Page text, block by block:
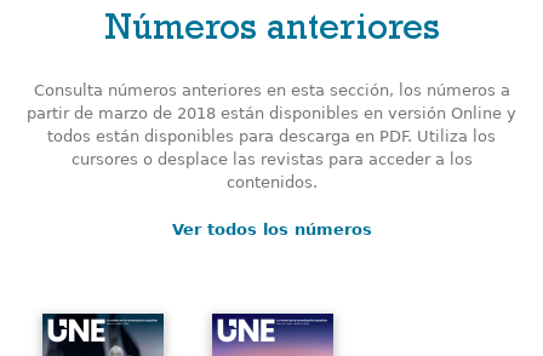
Números anteriores
Consulta números anteriores en esta sección, los números a
partir de marzo de 2018 están disponibles en versión Online y
todos están disponibles para descarga en PDF. Utiliza los
cursores o desplace las revistas para acceder a los
contenidos.
Ver todos los números